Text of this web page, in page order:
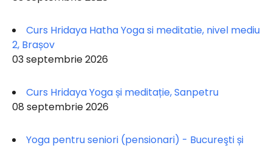
Curs Hridaya Hatha Yoga si meditatie, nivel mediu
2, Brașov
03 septembrie 2026
Curs Hridaya Yoga și meditație, Sanpetru
08 septembrie 2026
Yoga pentru seniori (pensionari) - Bucureşti și